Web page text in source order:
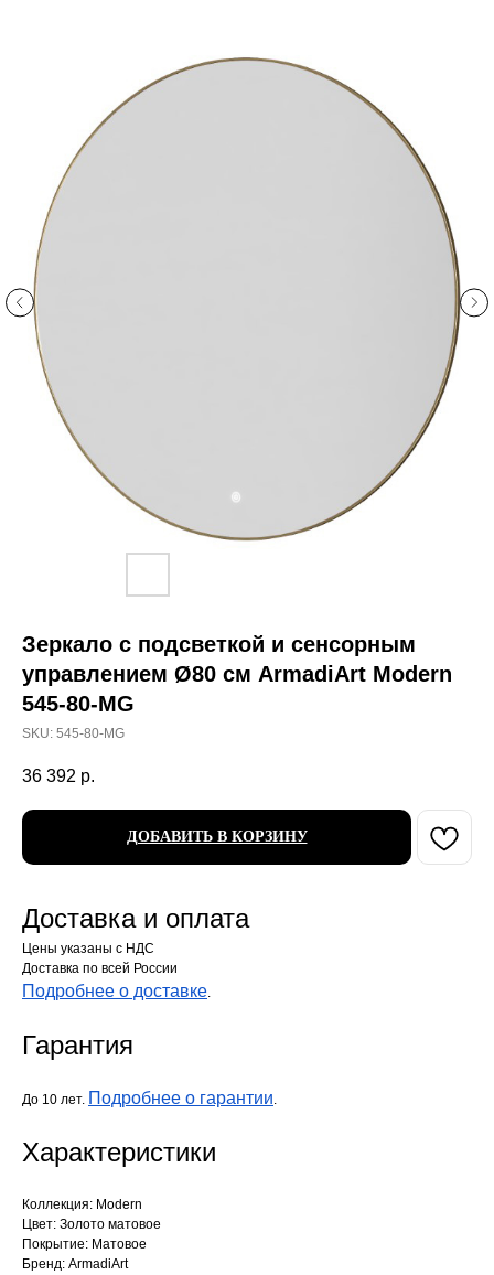
Зеркало с подсветкой и сенсорным
управлением Ø80 см ArmadiArt Modern
545-80-MG
SKU: 545-80-MG
36 392 р.
ДОБАВИТЬ В КОРЗИНУ
Доставка и оплата
Цены указаны с НДС
Доставка по всей России
Подробнее о доставке.
Гарантия
До 10 лет. Подробнее о гарантии.
Характеристики
Коллекция: Modern
Цвет: Золото матовое
Покрытие: Матовое
Бренд: ArmadiArt